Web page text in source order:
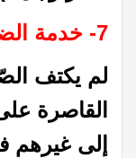
7-
خدمة
لم يكتف
القاصرة
إلى غيرهم